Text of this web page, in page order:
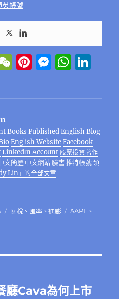
英帳號
W
C
at
Pi
te
st
M
ss
n
g
er
W
at
A
p
p
k
d
I
n
Books Published English Blog
English Website Facebook
LinkedIn Account 股票投資著作
文簡歷 中文網站 臉書 推特帳號 領
Lin」的全部文章
分
關稅 、 匯率 、通膨
標
AAPL
、
廳Cava為何上市